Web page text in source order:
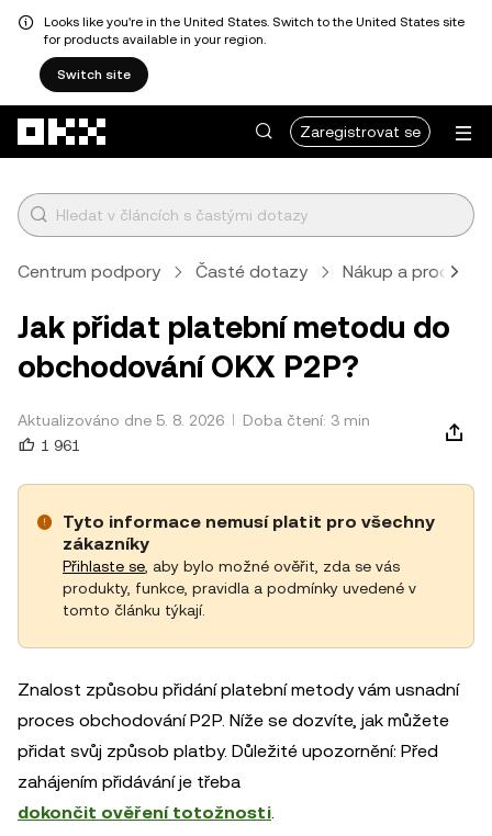
Looks like you're in the United States. Switch to the United States site
for products available in your region.
Switch site
Zaregistrovat se
Centrum podpory Časté dotazy Nákup a prodej
Jak přidat platební metodu do
obchodování OKX P2P?
Aktualizováno dne 5. 8. 2026
Doba čtení: 3 min
1 961
Tyto informace nemusí platit pro všechny
zákazníky
Přihlaste se , aby bylo možné ověřit, zda se vás
produkty, funkce, pravidla a podmínky uvedené v
tomto článku týkají.
Znalost způsobu přidání platební metody vám usnadní
proces obchodování P2P. Níže se dozvíte, jak můžete
přidat svůj způsob platby. Důležité upozornění: Před
zahájením přidávání je třeba
dokončit ověření totožnosti.